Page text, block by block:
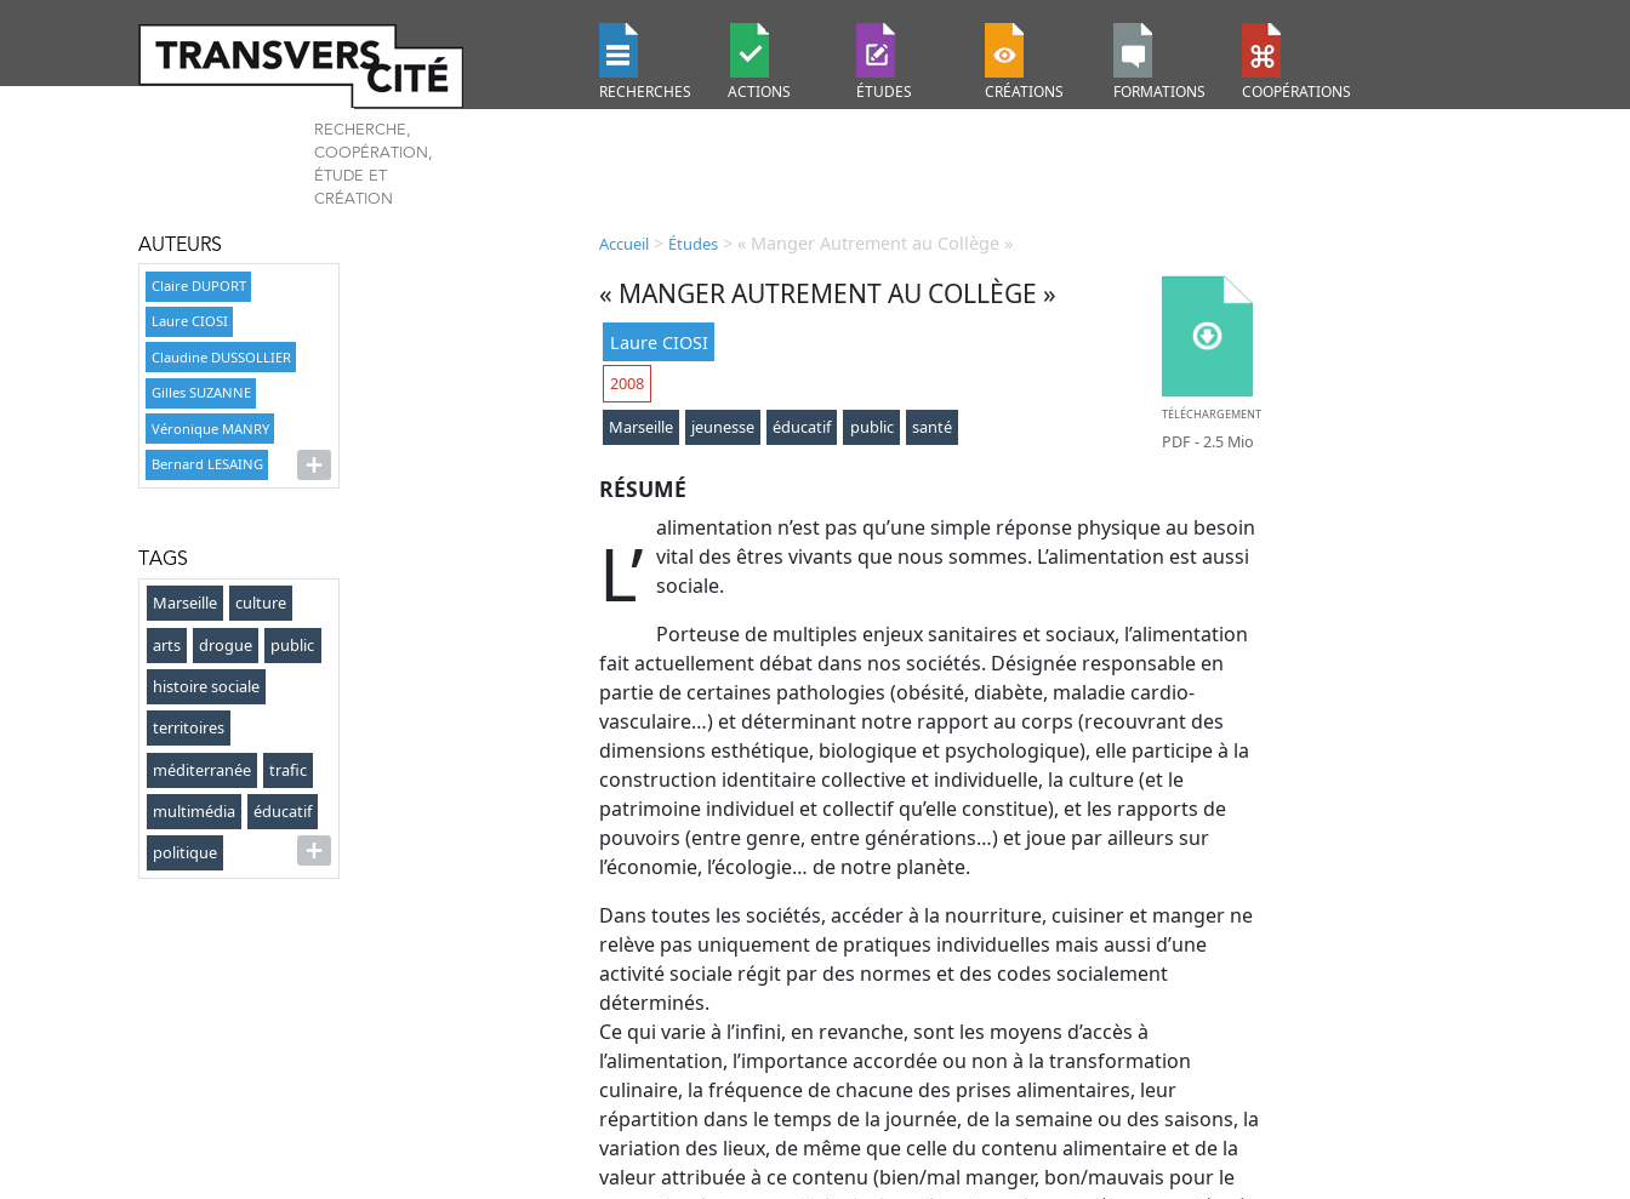
RECHERCHES ACTIONS ÉTUDES CRÉATIONS FORMATIONS COOPÉRATIONS
RECHERCHE,
COOPÉRATION,
ÉTUDE ET
CRÉATION
AUTEURS
Claire DUPORT
Laure CIOSI
Claudine DUSSOLLIER
Gilles SUZANNE
Véronique MANRY
Bernard LESAING
TAGS
Marseille
culture
arts
drogue
public
histoire sociale
territoires
méditerranée
trafic
multimédia
éducatif
politique
Accueil > Études > « Manger Autrement au Collège »
TÉLÉCHARGEMENT
PDF- 2.5 Mio
« MANGER AUTREMENT AU COLLÈGE »
Laure CIOSI
2008
Marseille
jeunesse éducatif public santé
RÉSUMÉ
L’ alimentation n’est pas qu’une simple réponse physique au besoin
vital des êtres vivants que nous sommes. L’alimentation est aussi
sociale.
Porteuse de multiples enjeux sanitaires et sociaux, l’alimentation
fait actuellement débat dans nos sociétés. Désignée responsable en
partie de certaines pathologies (obésité, diabète, maladie cardio-
vasculaire…) et déterminant notre rapport au corps (recouvrant des
dimensions esthétique, biologique et psychologique), elle participe à la
construction identitaire collective et individuelle, la culture (et le
patrimoine individuel et collectif qu’elle constitue), et les rapports de
pouvoirs (entre genre, entre générations…) et joue par ailleurs sur
l’économie, l’écologie… de notre planète.
Dans toutes les sociétés, accéder à la nourriture, cuisiner et manger ne
relève pas uniquement de pratiques individuelles mais aussi d’une
activité sociale régit par des normes et des codes socialement
déterminés.
Ce qui varie à l’infini, en revanche, sont les moyens d’accès à
l’alimentation, l’importance accordée ou non à la transformation
culinaire, la fréquence de chacune des prises alimentaires, leur
répartition dans le temps de la journée, de la semaine ou des saisons, la
variation des lieux, de même que celle du contenu alimentaire et de la
valeur attribuée à ce contenu (bien/mal manger, bon/mauvais pour le